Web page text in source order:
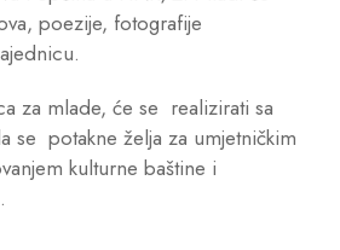
poezije, fotografije
za mlade, će se realizirati sa
se potakne želja za umjetničkim
kulturne baštine i